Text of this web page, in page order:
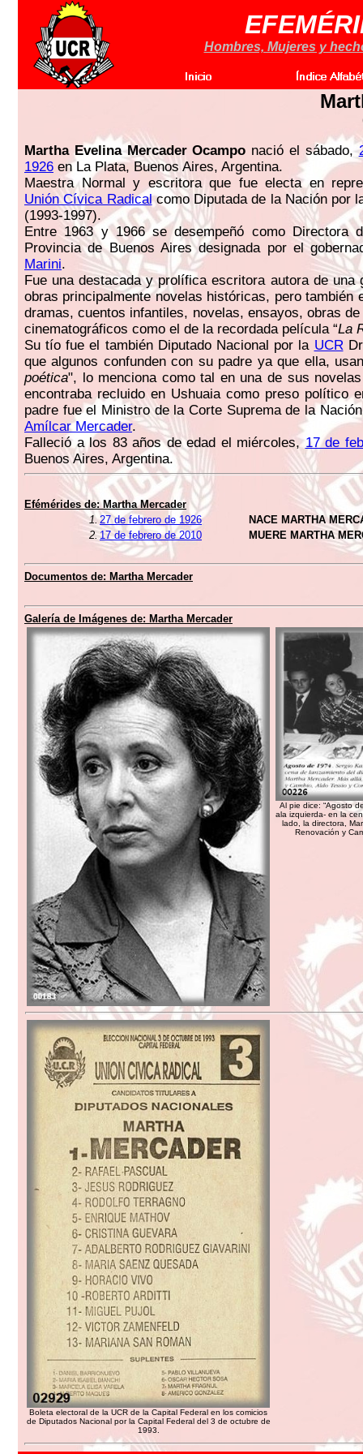
Hombres, Mujeres y
Martha Evelina Mercader Ocampo nació el sábado,
1926 en La Plata, Buenos Aires, Argentina.
Maestra Normal y escritora que fue electa en
Unión Cívica Radicalcomo Diputada de la Nación por
(1993-1997).
Entre 1963 y 1966 se desempeñó como Directora
Provincia de Buenos Aires designada por el
Marini.
Fue una destacada y prolífica escritora autora de una
obras principalmente novelas históricas, pero también
dramas, cuentos infantiles, novelas, ensayos, obras
cinematográficos como el de la recordada película “La
Su tío fue el también Diputado Nacional por la UCR
que algunos confunden con su padre ya que ella,
poética", lo menciona como tal en una de sus
encontraba recluido en Ushuaia como preso político
padre fue el Ministro de la Corte Suprema de la
Amílcar Mercader.
Falleció a los 83 años de edad el miércoles, 17 de
Buenos Aires, Argentina.
Efémérides de: Martha Mercader
1.27 de febrero de 1926
NACE MARTHA
2.17 de febrero de 2010 MUERE MARTHA
Documentos de: Martha Mercader
Galería de Imágenes de: Martha Mercader
Al pie dice: “Agosto
ala izquierda- en la
lado, la directora,
Renovación y
Boleta electoral de la UCR de la Capital Federal en los comicios
de Diputados Nacional por la Capital Federal del 3 de octubre de
1993.